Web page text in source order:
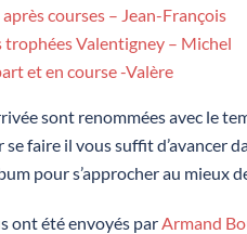
courses – Jean-François
trophées Valentigney – Michel
et en course -Valère
sont renommées avec le
faire il vous suffit d’avancer
pour s’approcher au mieux
ont été envoyés parArmand